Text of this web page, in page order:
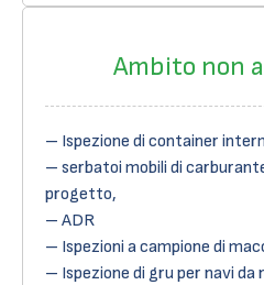
Ambito non
– Ispezione di container
– serbatoi mobili di
progetto,
– ADR
– Ispezioni a campione di
– Ispezione di gru per navi